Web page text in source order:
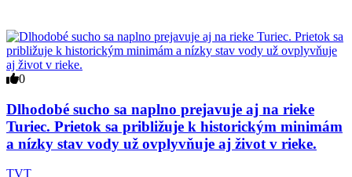
0
Dlhodobé sucho sa naplno prejavuje aj na rieke
Turiec. Prietok sa približuje k historickým minimám
a nízky stav vody už ovplyvňuje aj život v rieke.
TVT